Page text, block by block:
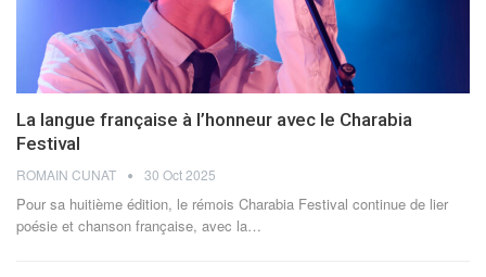
La langue française à l’honneur avec le Charabia
Festival
ROMAIN CUNAT 30 Oct 2025
Pour sa huitième édition, le rémois Charabia Festival continue de lier
poésie et chanson française, avec la…